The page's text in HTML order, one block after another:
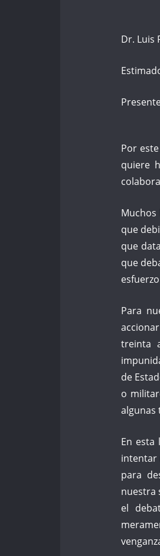
Dr. Luis
Por
quiere
que
que
que
Para
treinta
de
o
algunas
En
intentar
para
nuestra
el